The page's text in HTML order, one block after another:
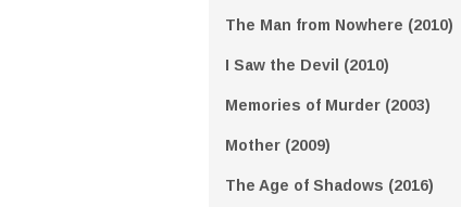
The Man from Nowhere (2010)
I Saw the Devil (2010)
Memories of Murder (2003)
Mother (2009)
The Age of Shadows (2016)